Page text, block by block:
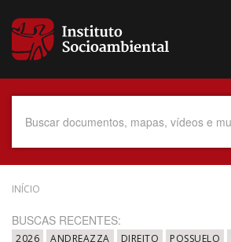
para
conteúdo
Data do Documento
INÍCIO
BUSCAS RECENTES:
2026 ANDREAZZA DIREITO POSSUELO